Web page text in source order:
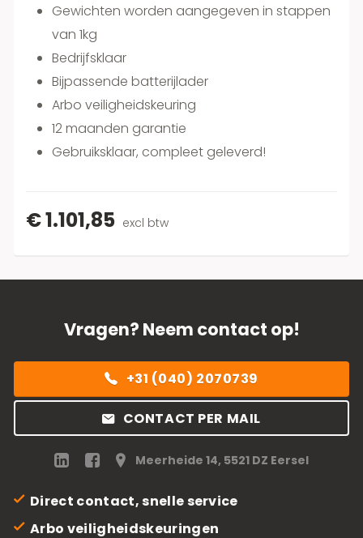
Gewichten worden aangegeven in stappen
van 1kg
Bedrijfsklaar
Bijpassende batterijlader
Arbo veiligheidskeuring
12 maanden garantie
Gebruiksklaar, compleet geleverd!
€ 1.101,85 excl btw
Vragen? Neem contact op!
+31 (040) 2070739
CONTACT PER MAIL
Meerheide 14, 5521 DZ Eersel
Direct contact, snelle service
Arbo veiligheidskeuringen